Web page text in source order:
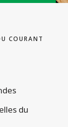
COURANT
du